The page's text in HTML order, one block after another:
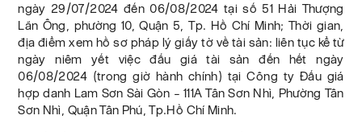
ngày 29/07/2024 đến 06/08/2024 tại số 51 Hải Thượng
Lãn Ông, phường 10, Quận 5, Tp. Hồ Chí Minh; Thời gian,
địa điểm xem hồ sơ pháp lý giấy tờ về tài sản: liên tục kể từ
ngày niêm yết việc đấu giá tài sản đến hết ngày
06/08/2024 (trong giờ hành chính) tại Công ty Đấu giá
hợp danh Lam Sơn Sài Gòn – 111A Tân Sơn Nhì, Phường Tân
Sơn Nhì, Quận Tân Phú, Tp.Hồ Chí Minh.